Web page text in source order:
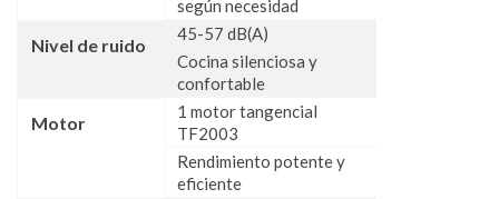
según necesidad
Nivel de ruido
45-57 dB(A)
Cocina silenciosa y
confortable
Motor
1 motor tangencial
TF2003
Rendimiento potente y
eficiente